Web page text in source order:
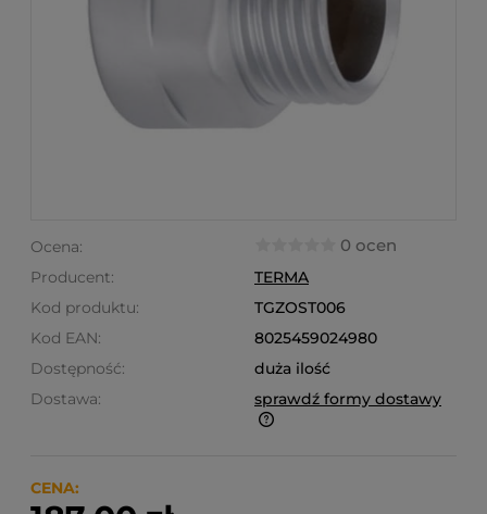
Ocena: 0 ocen
Producent:
TERMA
Kod produktu:
TGZOST006
Kod EAN:
8025459024980
Dostępność:
duża ilość
Dostawa:
sprawdź formy dostawy
produktów które się w nim znajdują.
CENA: